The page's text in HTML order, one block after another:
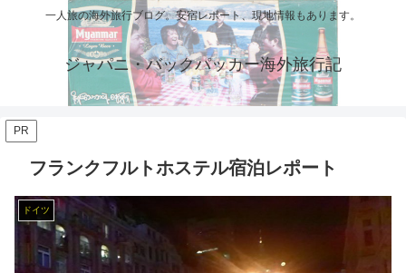
一人旅の海外旅行ブログ。安宿レポート、現地情報もあります。
ジャパニ・バックパッカー海外旅行記
PR
フランクフルトホステル宿泊レポート
ドイツ